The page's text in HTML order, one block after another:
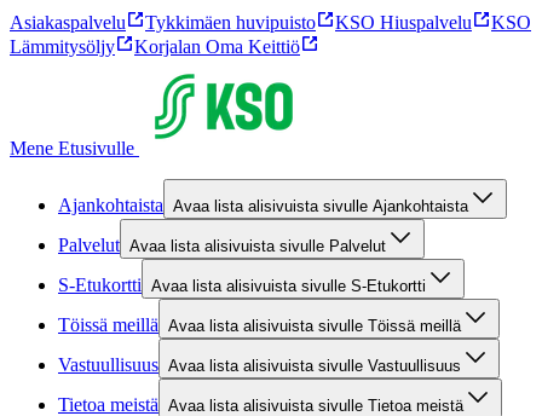
Asiakaspalvelu Tykkimäen huvipuisto KSO Hiuspalvelu
KSO
Lämmitysöljy
Korjalan Oma Keittiö
Mene Etusivulle
Ajankohtaista Avaa lista alisivuista sivulle Ajankohtaista
Palvelut Avaa lista alisivuista sivulle Palvelut
S-Etukortti Avaa lista alisivuista sivulle S-Etukortti
Töissä meillä Avaa lista alisivuista sivulle Töissä meillä
Vastuullisuus Avaa lista alisivuista sivulle Vastuullisuus
Tietoa meistä Avaa lista alisivuista sivulle Tietoa meistä